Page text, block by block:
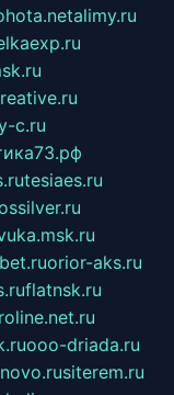
alimy.ru
c.ru
tesiaes.ru
orior-aks.ru
flatnsk.ru
ooo-driada.ru
siterem.ru